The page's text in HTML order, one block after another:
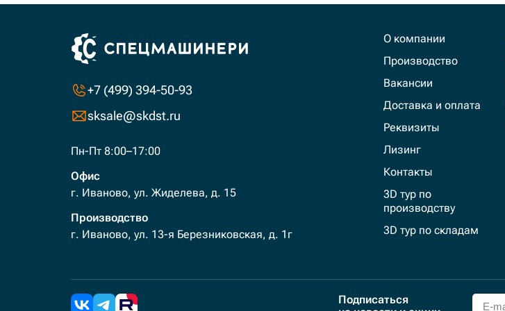
+7 (499) 394-50-93
sksale@skdst.ru
Пн-Пт 8:00–17:00
Офис
г. Иваново, ул. Жиделева, д. 15
Производство
г. Иваново, ул. 13-я Березниковская, д. 1г
О компании
Производство
Вакансии
Доставка и оплата
Реквизиты
Лизинг
Контакты
3D тур по
производству
3D тур по складам
Подписаться